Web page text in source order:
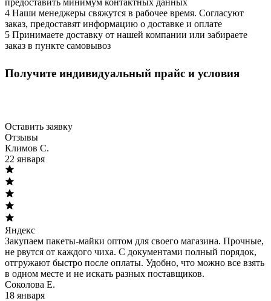
4 Наши менеджеры свяжутся в рабочее время. Согласуют
заказ, предоставят информацию о доставке и оплате
5 Принимаете доставку от нашей компании или забираете
заказ в пункте самовывоз
Получите индивидуальный прайс и условия
Оставить заявку
Отзывы
Климов С.
22 января
Яндекс
Закупаем пакеты-майки оптом для своего магазина. Прочные,
не рвутся от каждого чиха. С документами полный порядок,
отгружают быстро после оплаты. Удобно, что можно все взять
в одном месте и не искать разных поставщиков.
Соколова Е.
18 января